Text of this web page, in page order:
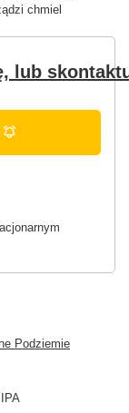
chmiel
lub
Podziemie